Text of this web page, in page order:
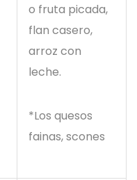
o fruta picada,
flan casero,
arroz con
leche.
*Los quesos
fainas, scones